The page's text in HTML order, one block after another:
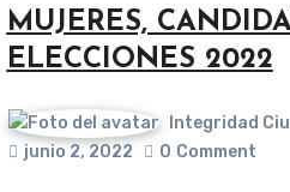
MUJERES,
ELECCIONES 2022
Integridad
junio 2, 2022
0 Comment